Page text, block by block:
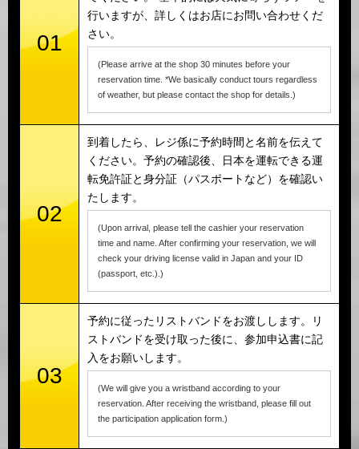
01
行いますが、詳しくはお店にお問い合わせくだ
さい。
(Please arrive at the shop 30 minutes before your
reservation time. *We basically conduct tours regardless
of weather, but please contact the shop for details.)
02
到着したら、レジ係に予約時間と名前を伝えて
ください。予約の確認後、日本を運転できる運
転免許証と身分証（パスポートなど）を確認い
たします。
(Upon arrival, please tell the cashier your reservation
time and name. After confirming your reservation, we will
check your driving license valid in Japan and your ID
(passport, etc.).)
03
予約に従ったリストバンドをお渡しします。リ
ストバンドを受け取った後に、参加申込書に記
入をお願いします。
(We will give you a wristband according to your
reservation. After receiving the wristband, please fill out
the participation application form.)